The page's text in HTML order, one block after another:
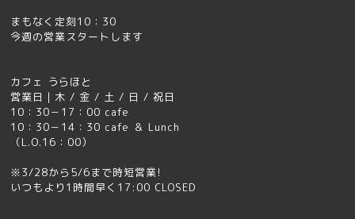
まもなく定刻10：30
今週の営業スタートします
カフェ
うらほと
営業日｜木 / 金 / 土 / 日 / 祝日
10：30－17：00 cafe
10：30－14：30 cafe ＆ Lunch
（L.O.16：00）
※3/28から5/6まで時短営業!
いつもより1時間早く17:00 CLOSED